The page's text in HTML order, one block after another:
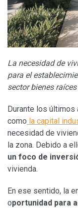
La necesidad de
para el
sector bienes raíces
Durante los últimos
como la capital
necesidad de
la zona. Debido a
un foco de
vivienda.
En ese sentido, la
oportunidad para